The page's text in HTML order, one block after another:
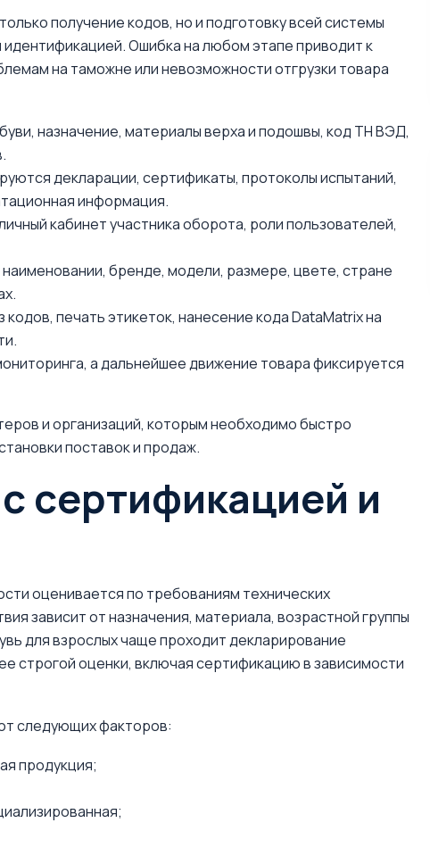
получение кодов, но и подготовку всей системы
Ошибка на любом этапе приводит к
на таможне или невозможности отгрузки товара
назначение, материалы верха и подошвы, код ТН ВЭД,
декларации, сертификаты, протоколы испытаний,
информация.
кабинет участника оборота, роли пользователей,
бренде, модели, размере, цвете, стране
кодов, печать этикеток, нанесение кода DataMatrix на
а дальнейшее движение товара фиксируется
и организаций, которым необходимо быстро
поставок и продаж.
сертификацией и
оценивается по требованиям технических
зависит от назначения, материала, возрастной группы
для взрослых чаще проходит декларирование
строгой оценки, включая сертификацию в зависимости
следующих факторов:
продукция;